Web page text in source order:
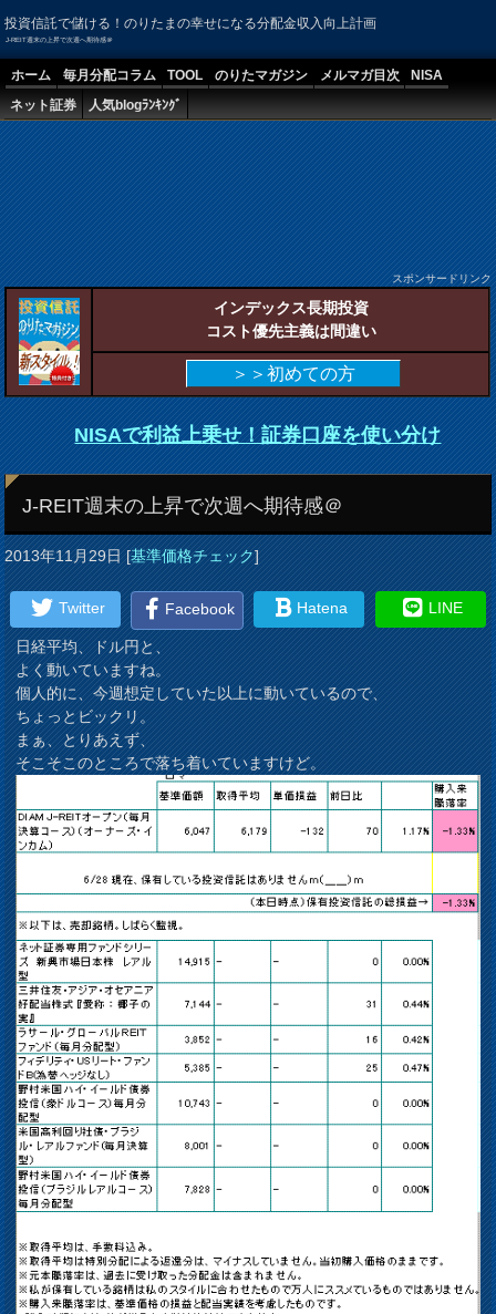
投資信託で儲ける！のりたまの幸せになる分配金収入向上計画
J-REIT週末の上昇で次週へ期待感＠
ホーム 毎月分配コラム TOOL のりたマガジン メルマガ目次
NISA
ネット証券
人気blogﾗﾝｷﾝｸﾞ
スポンサードリンク
インデックス長期投資
コスト優先主義は間違い
＞＞初めての方
NISAで利益上乗せ！証券口座を使い分け
J-REIT週末の上昇で次週へ期待感＠
2013年11月29日[基準価格チェック]
Twitter Facebook Hatena LINE
日経平均、ドル円と、
よく動いていますね。
個人的に、今週想定していた以上に動いているので、
ちょっとビックリ。
まぁ、とりあえず、
そこそこのところで落ち着いていますけど。